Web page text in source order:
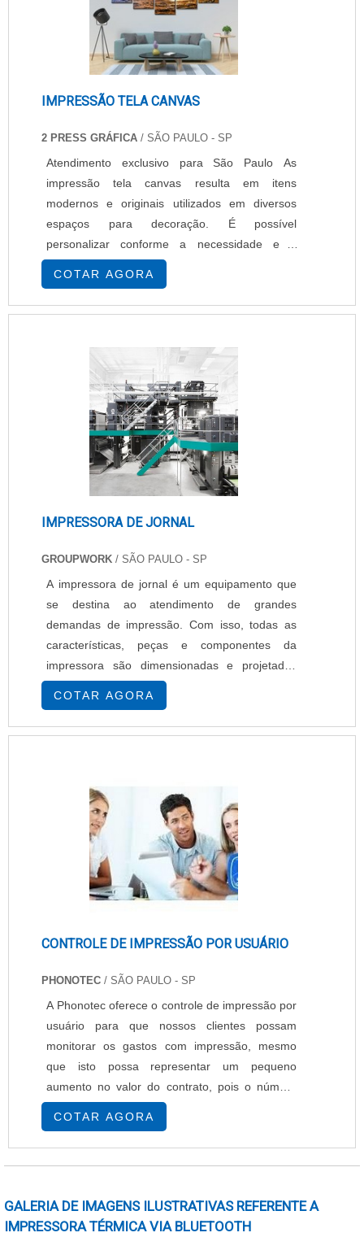
IMPRESSÃO TELA CANVAS
2 PRESS GRÁFICA / SÃO PAULO - SP
Atendimento exclusivo para São Paulo As
impressão tela canvas resulta em itens
modernos e originais utilizados em diversos
espaços para decoração. É possível
personalizar conforme a necessidade e o
espaço em que será colocada a tela. Além
disso, a impressão de tela canvas é feita a partir
de um moderno processo: a arte é escolhida e
gramatura e trama firme, bastante semelhante
às telas de pinturas. Detal....
COTAR AGORA
IMPRESSORA DE JORNAL
GROUPWORK / SÃO PAULO - SP
A impressora de jornal é um equipamento que
se destina ao atendimento de grandes
demandas de impressão. Com isso, todas as
características, peças e componentes da
impressora são dimensionadas e projetadas
para suprir exigentes tarefas de impressão da
indústria, que se caracterizam não apenas por
um grande volume, mas também pela
impressora é mais usada na produção de:
Livros; Revistas; Tablóides; Catálogos; Fo.
COTAR AGORA
CONTROLE DE IMPRESSÃO POR USUÁRIO
PHONOTEC / SÃO PAULO - SP
A Phonotec oferece o controle de impressão por
usuário para que nossos clientes possam
monitorar os gastos com impressão, mesmo
que isto possa representar um pequeno
aumento no valor do contrato, pois o número
que representa na redução do volume mensal
de impressões é de até 30%, ou seja, a
economia é maior que o valor pago
mensalmente no software. Listamos abaixo
controle de impressão por usuário: Transpar....
COTAR AGORA
GALERIA DE IMAGENS ILUSTRATIVAS REFERENTE A
IMPRESSORA TÉRMICA VIA BLUETOOTH